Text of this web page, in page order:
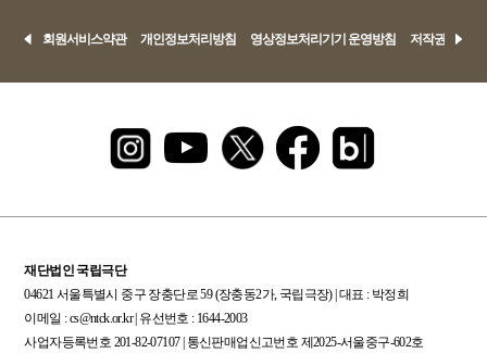
회원서비스약관 개인정보처리방침 영상정보처리기기 운영방침 저작권정책
재단법인 국립극단
04621 서울특별시 중구 장충단로 59 (장충동2가, 국립극장) | 대표 : 박정희
이메일 : cs@ntck.or.kr | 유선번호 : 1644-2003
사업자등록번호 201-82-07107 | 통신판매업신고번호 제2025-서울중구-602호